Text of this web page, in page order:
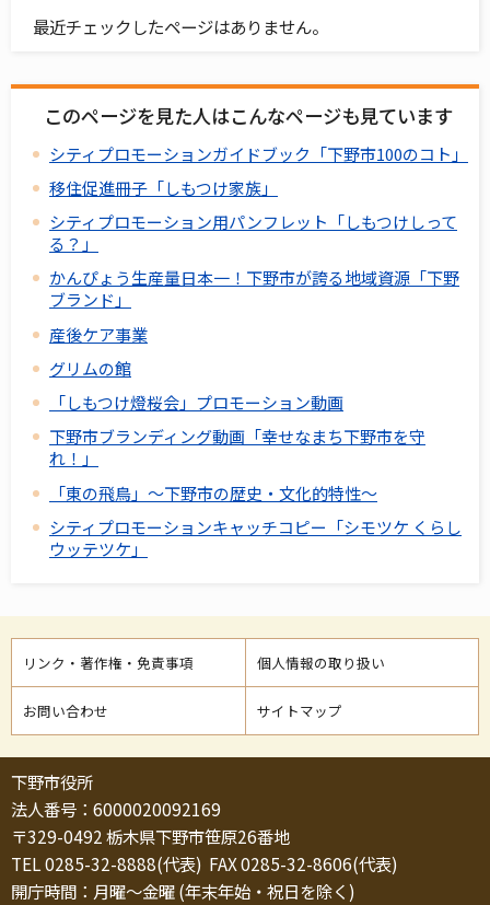
最近チェックしたページはありません。
このページを見た人はこんなページも見ています
シティプロモーションガイドブック「下野市100のコト」
移住促進冊子「しもつけ家族」
シティプロモーション用パンフレット「しもつけしって
る？」
かんぴょう生産量日本一！下野市が誇る地域資源「下野
ブランド」
産後ケア事業
グリムの館
「しもつけ燈桜会」プロモーション動画
下野市ブランディング動画「幸せなまち下野市を守
れ！」
「東の飛鳥」～下野市の歴史・文化的特性～
シティプロモーションキャッチコピー「シモツケ くらし
ウッテツケ」
リンク・著作権・免責事項 個人情報の取り扱い
お問い合わせ サイトマップ
下野市役所
法人番号：6000020092169
〒329-0492 栃木県下野市笹原26番地
TEL 0285-32-8888(代表) FAX 0285-32-8606(代表)
開庁時間：月曜～金曜 (年末年始・祝日を除く)